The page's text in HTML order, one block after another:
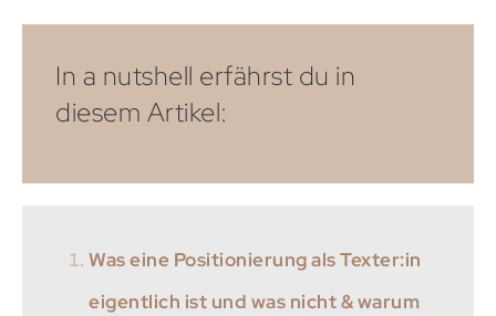
In a nutshell erfährst du in
diesem Artikel:
Was eine Positionierung als Texter:in
eigentlich ist und was nicht & warum